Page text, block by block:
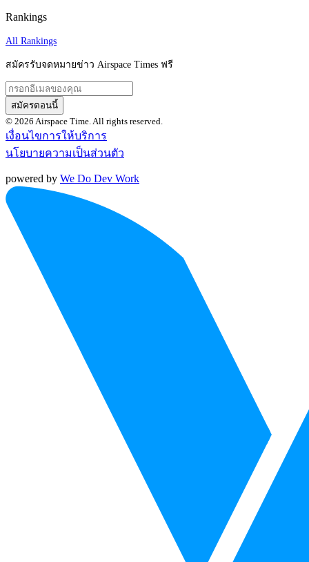
Rankings
All Rankings
สมัครรับจดหมายข่าว Airspace Times ฟรี
สมัครตอนนี้
© 2026 Airspace Time. All rights reserved.
เงื่อนไขการให้บริการ
นโยบายความเป็นส่วนตัว
powered by We Do Dev Work